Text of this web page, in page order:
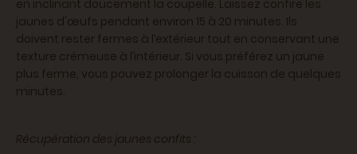
en inclinant doucement la coupelle. Laissez confire les
jaunes d'œufs pendant environ 15 à 20 minutes. Ils
doivent rester fermes à l’extérieur tout en conservant une
texture crémeuse à l’intérieur. Si vous préférez un jaune
plus ferme, vous pouvez prolonger la cuisson de quelques
minutes.
Récupération des jaunes confits :